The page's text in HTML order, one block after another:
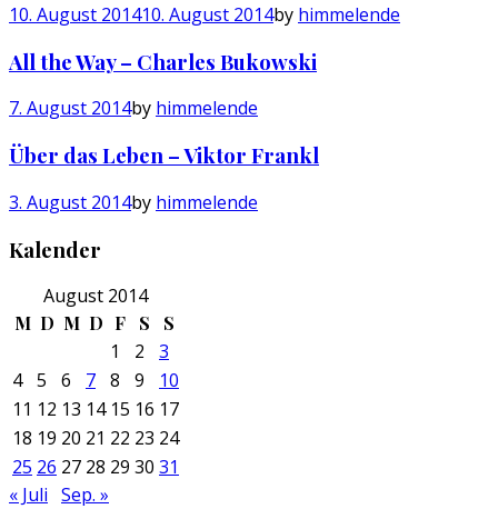
10. August 201410. August 2014by himmelende
All the Way – Charles Bukowski
7. August 2014by himmelende
Über das Leben – Viktor Frankl
3. August 2014by himmelende
Kalender
August 2014
M D M D F S S
1 2
3
4 5 6 7 8 9
10
11 12 13 14 15 16 17
18 19 20 21 22 23 24
25 26 27 28 29 30 31
« Juli Sep. »